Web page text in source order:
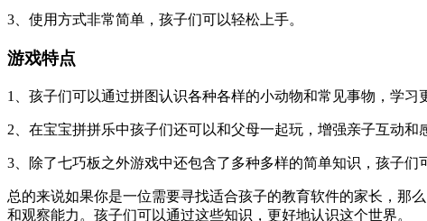
3、使用方式非常简单，孩子们可以轻松上手。
游戏特点
1、孩子们可以通过拼图认识各种各样的小动物和常见事物，学习
2、在宝宝拼拼乐中孩子们还可以和父母一起玩，增强亲子互动和
3、除了七巧板之外游戏中还包含了多种多样的简单知识，孩子们
总的来说如果你是一位需要寻找适合孩子的教育软件的家长，那
和观察能力。孩子们可以通过这些知识，更好地认识这个世界。